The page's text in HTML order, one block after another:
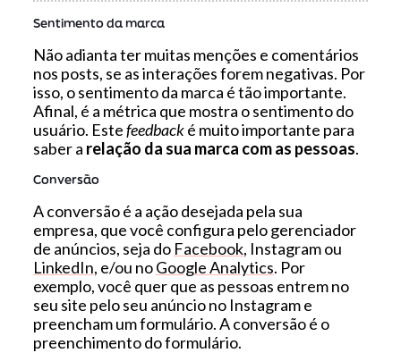
Sentimento da marca
Não adianta ter muitas menções e comentários
nos posts, se as interações forem negativas. Por
isso, o sentimento da marca é tão importante.
Afinal, é a métrica que mostra o sentimento do
usuário. Estefeedbacké muito importante para
saber a relação da sua marca com as pessoas.
Conversão
A conversão é a ação desejada pela sua
empresa, que você configura pelo gerenciador
de anúncios, seja do Facebook, Instagram ou
LinkedIn, e/ou noGoogle Analytics. Por
exemplo, você quer que as pessoas entrem no
seu site pelo seu anúncio no Instagram e
preencham um formulário. A conversão é o
preenchimento do formulário.